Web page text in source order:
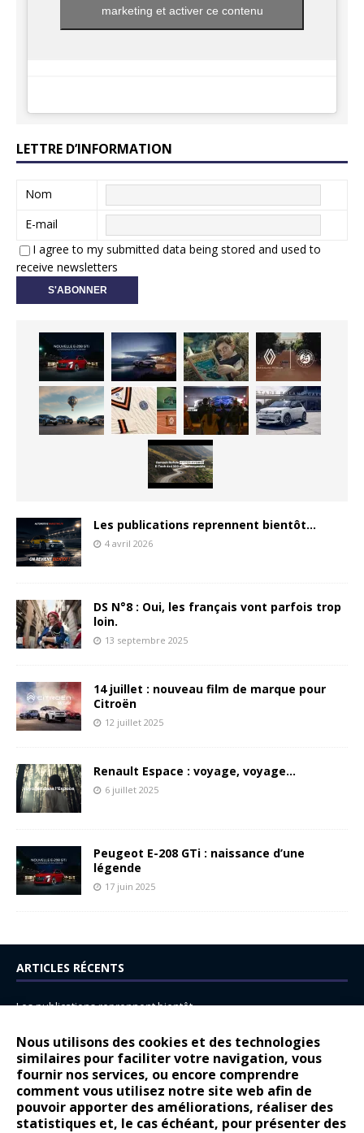
Nous utilisons des cookies et des technologies
similaires pour faciliter votre navigation, vous
fournir nos services, ou encore comprendre
comment vous utilisez notre site web afin de
pouvoir apporter des améliorations, réaliser des
statistiques et, le cas échéant, pour présenter des
marketing et activer ce contenu
LETTRE D’INFORMATION
Nom
E-mail
I agree to my submitted data being stored and used to
receive newsletters
Les publications reprennent bientôt…
4 avril 2026
DS N°8 : Oui, les français vont parfois trop
loin.
13 septembre 2025
14 juillet : nouveau film de marque pour
Citroën
12 juillet 2025
Renault Espace : voyage, voyage…
6 juillet 2025
Peugeot E-208 GTi : naissance d’une
légende
17 juin 2025
ARTICLES RÉCENTS
Les publications reprennent bientôt…
14 juillet : nouveau film de marque pour Citroën
Renault Espace : voyage, voyage…
Peugeot E-208 GTi : naissance d’une légende